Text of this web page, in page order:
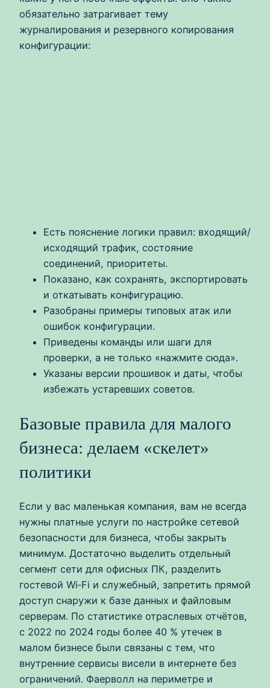
обязательно затрагивает тему
журналирования и резервного копирования
конфигурации:
Есть пояснение логики правил: входящий/
исходящий трафик, состояние
соединений, приоритеты.
Показано, как сохранять, экспортировать
и откатывать конфигурацию.
Разобраны примеры типовых атак или
ошибок конфигурации.
Приведены команды или шаги для
проверки, а не только «нажмите сюда».
Указаны версии прошивок и даты, чтобы
избежать устаревших советов.
Базовые правила для малого
бизнеса: делаем «скелет»
политики
Если у вас маленькая компания, вам не всегда
нужны платные услуги по настройке сетевой
безопасности для бизнеса, чтобы закрыть
минимум. Достаточно выделить отдельный
сегмент сети для офисных ПК, разделить
гостевой Wi‑Fi и служебный, запретить прямой
доступ снаружи к базе данных и файловым
серверам. По статистике отраслевых отчётов,
с 2022 по 2024 годы более 40 % утечек в
малом бизнесе были связаны с тем, что
внутренние сервисы висели в интернете без
ограничений. Фаерволл на периметре и